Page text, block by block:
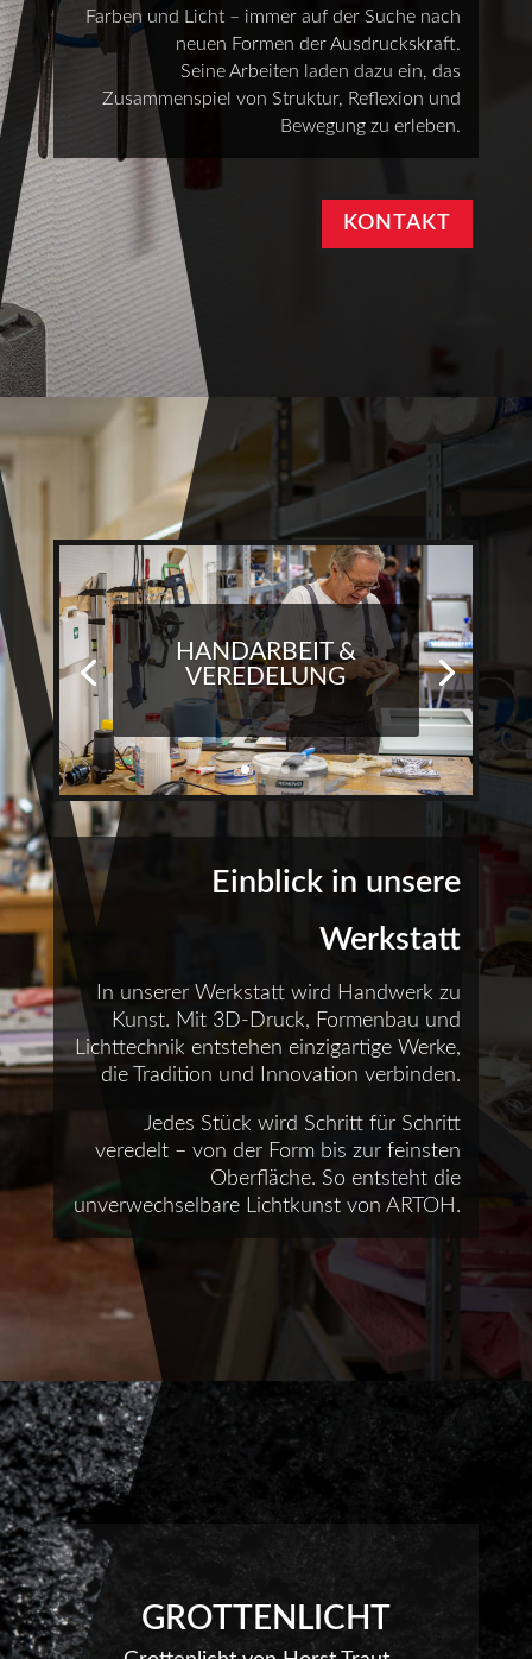
Farben und Licht – immer auf der Suche nach
neuen Formen der Ausdruckskraft.
Seine Arbeiten laden dazu ein, das
Zusammenspiel von Struktur, Reflexion und
Bewegung zu erleben.
KONTAKT
HANDARBEIT &
VEREDELUNG
Einblick in unsere
Werkstatt
In unserer Werkstatt wird Handwerk zu
Kunst. Mit 3D-Druck, Formenbau und
Lichttechnik entstehen einzigartige Werke,
die Tradition und Innovation verbinden.
Jedes Stück wird Schritt für Schritt
veredelt – von der Form bis zur feinsten
Oberfläche. So entsteht die
unverwechselbare Lichtkunst von ARTOH.
GROTTENLICHT